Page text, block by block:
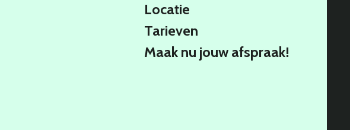
Locatie
Tarieven
Maak nu jouw afspraak!